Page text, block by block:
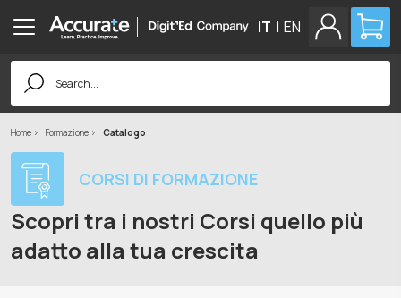
IT | EN
Search
for:
Home Formazione Catalogo
CORSI DI FORMAZIONE
Scopri tra i nostri Corsi quello più
adatto alla tua crescita